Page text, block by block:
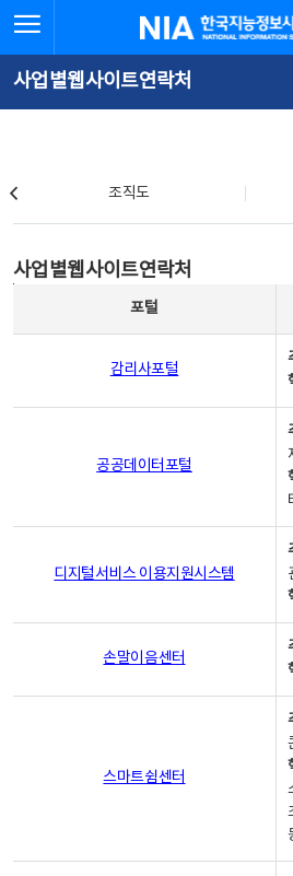
문
로
가
체
뉴
바
가
한국지능정보사회진흥원
사업별웹사이트연락처
조직도
사업별웹사이트연락처
포털
감리사포털
공공데이터포털
디지털서비스 이용지원시스템
손말이음센터
스마트쉼센터